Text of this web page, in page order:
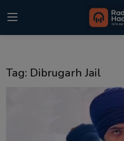
Tag: Dibrugarh Jail